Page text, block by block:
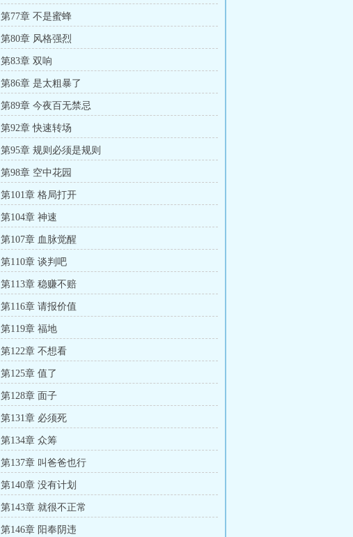
第77章 不是蜜蜂
第80章 风格强烈
第83章 双响
第86章 是太粗暴了
第89章 今夜百无禁忌
第92章 快速转场
第95章 规则必须是规则
第98章 空中花园
第101章 格局打开
第104章 神速
第107章 血脉觉醒
第110章 谈判吧
第113章 稳赚不赔
第116章 请报价值
第119章 福地
第122章 不想看
第125章 值了
第128章 面子
第131章 必须死
第134章 众筹
第137章 叫爸爸也行
第140章 没有计划
第143章 就很不正常
第146章 阳奉阴违